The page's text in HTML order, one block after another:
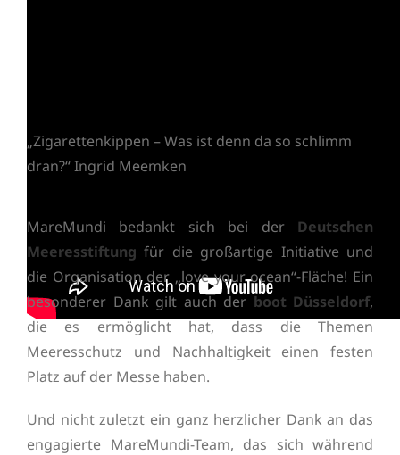
„Zigarettenkippen – Was ist denn da so schlimm
dran?“ Ingrid Meemken
MareMundi bedankt sich bei der Deutschen
Meeresstiftung für die großartige Initiative und
die Organisation der „love your ocean“-Fläche! Ein
besonderer Dank gilt auch der boot Düsseldorf,
die es ermöglicht hat, dass die Themen
Meeresschutz und Nachhaltigkeit einen festen
Platz auf der Messe haben.
Und nicht zuletzt ein ganz herzlicher Dank an das
engagierte MareMundi-Team, das sich während